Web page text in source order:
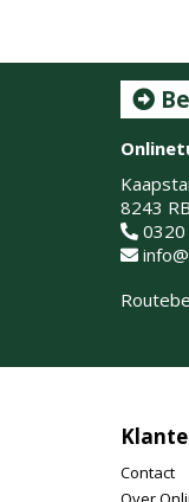
8243
Contact